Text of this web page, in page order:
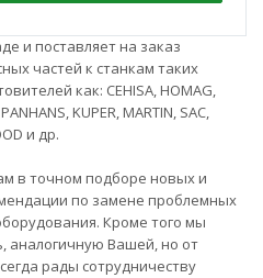
и поставляет на заказ
частей к станкам таких
как: CEHISA, HOMAG,
KUPER, MARTIN, SAC,
и др.
в точном подборе новых и
по замене проблемных
Кроме того мы
аналогичную Вашей, но от
рады сотрудничеству